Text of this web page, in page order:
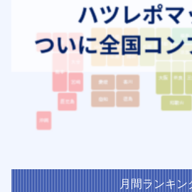
月間ランキン